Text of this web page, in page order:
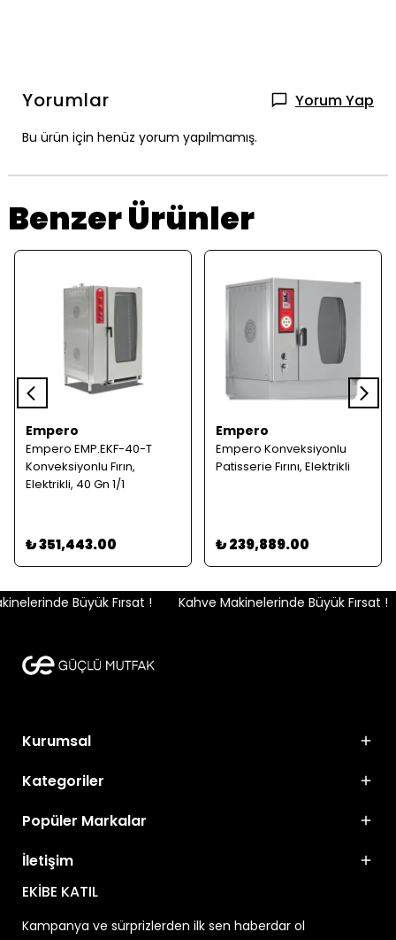
Yorumlar Yorum Yap
Bu ürün için henüz yorum yapılmamış.
Benzer Ürünler
Empero
Empero EMP.EKF-40-T
Konveksiyonlu Fırın,
Elektrikli, 40 Gn 1/1
₺ 351,443.00
Empero
Empero Konveksiyonlu
Patisserie Fırını, Elektrikli
₺ 239,889.00
Büyük Fırsat ! Kahve Makinelerinde Büyük Fırsat !
Kurumsal
Kategoriler
Popüler Markalar
İletişim
EKİBE KATIL
Kampanya ve sürprizlerden ilk sen haberdar ol